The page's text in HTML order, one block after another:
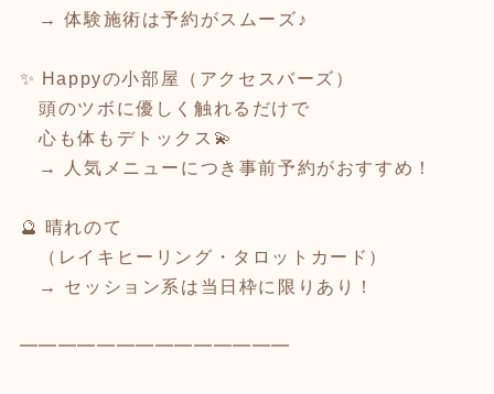
→ 体験施術は予約がスムーズ♪
✨ Happyの小部屋（アクセスバーズ）
頭のツボに優しく触れるだけで
心も体もデトックス💫
→ 人気メニューにつき事前予約がおすすめ！
🔮 晴れのて
（レイキヒーリング・タロットカード）
→ セッション系は当日枠に限りあり！
━━━━━━━━━━━━━━